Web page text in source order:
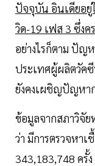
ปัจจุบัน อินเดียอยู่
วิด-19 เฟส 3 ซึ่ง
อย่างไรก็ตาม ปั
ประเทศผู้ผลิตวัค
ยังคงเผชิญปัญหา
ข้อมูลจากสภาวิจัย
ว่า มีการตรวจหา
343,183,748 ครั้